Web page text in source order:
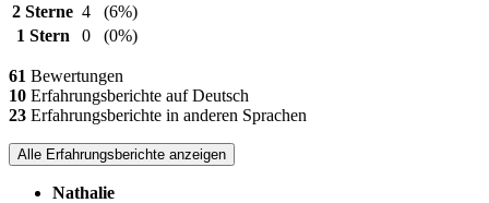
2 Sterne 4
(6%)
1 Stern
0 (0%)
61 Bewertungen
10 Erfahrungsberichte auf Deutsch
23 Erfahrungsberichte in anderen Sprachen
Alle Erfahrungsberichte anzeigen
Nathalie